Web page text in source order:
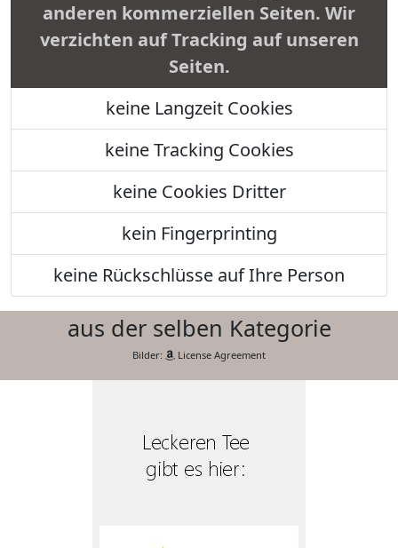
anderen kommerziellen Seiten. Wir
verzichten auf Tracking auf unseren
Seiten.
keine Langzeit Cookies
keine Tracking Cookies
keine Cookies Dritter
kein Fingerprinting
keine Rückschlüsse auf Ihre Person
aus der selben Kategorie
Bilder: License Agreement